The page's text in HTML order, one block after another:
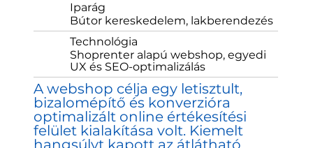
Iparág
Bútor kereskedelem, lakberendezés
Technológia
Shoprenter alapú webshop, egyedi
UX és SEO-optimalizálás
A webshop célja egy letisztult,
bizalomépítő és konverzióra
optimalizált online értékesítési
felület kialakítása volt. Kiemelt